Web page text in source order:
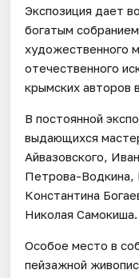
Экспозиция дает
богатым
художественного
отечественного
крымских авторов
В постоянной
выдающихся
Айвазовского,
Петрова-Водкина,
Константина
Николая Самокиша.
Особое место в
пейзажной